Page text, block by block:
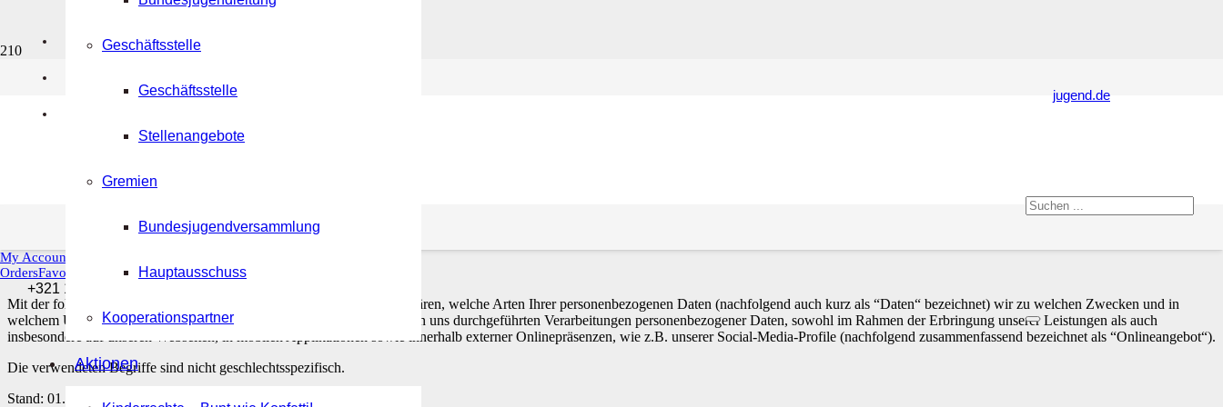
Kontakt
jugend.de
Geschäftsstelle
Geschäftsstelle
Stellenangebote
Gremien
Bundesjugendversammlung
Hauptausschuss
Kooperationspartner
Aktionen
My Account
OrdersFavorites Sign Out
+321 123 4567
Datenschutzerklärung
Datenschutzerklärung
Einleitung
Mit der folgenden Datenschutzerklärung möchten wir Sie darüber aufklären, welche Arten Ihrer personenbezogenen Daten (nachfolgend auch kurz als “Daten“ bezeichnet) wir zu welchen Zwecken und in
welchem Umfang verarbeiten. Die Datenschutzerklärung gilt für alle von uns durchgeführten Verarbeitungen personenbezogener Daten, sowohl im Rahmen der Erbringung unserer Leistungen als auch
insbesondere auf unseren Webseiten, in mobilen Applikationen sowie innerhalb externer Onlinepräsenzen, wie z.B. unserer Social-Media-Profile (nachfolgend zusammenfassend bezeichnet als “Onlineangebot“).
Die verwendeten Begriffe sind nicht geschlechtsspezifisch.
Stand: 01. März 2026